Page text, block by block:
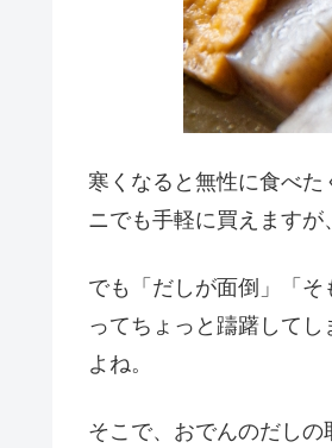
寒くなると無性に食べた
ニでも手軽に買えますが
でも「だしが面倒」「
ってちょっと躊躇して
よね。
そこで、おでんのだし